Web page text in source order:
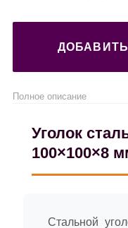
Полное описание
Уголок
100×100×8
Стальной